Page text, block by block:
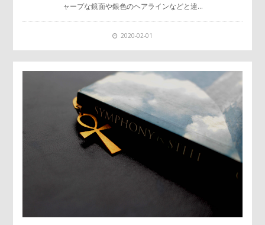
ャープな鏡面や銀色のヘアラインなどと違…
2020-02-01